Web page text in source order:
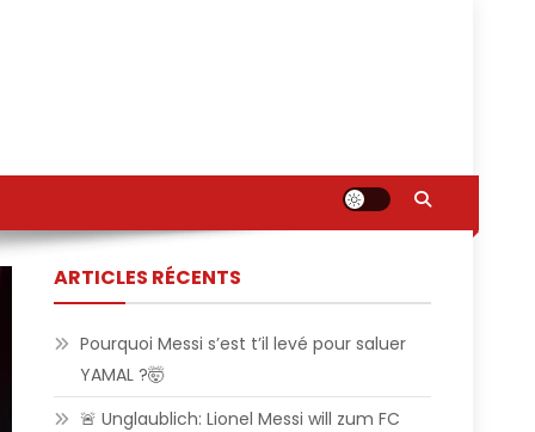
ARTICLES RÉCENTS
Pourquoi Messi s’est t’il levé pour saluer
YAMAL ?🤯
🚨 Unglaublich: Lionel Messi will zum FC